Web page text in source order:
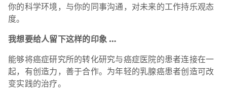
你的科学环境，与你的同事沟通，对未来的工作持乐观态
度。
我想要给人留下这样的印象 …
能够将癌症研究所的转化研究与癌症医院的患者连接在一
起，有创造力，善于合作。为年轻的乳腺癌患者创造可改
变实践的治疗。